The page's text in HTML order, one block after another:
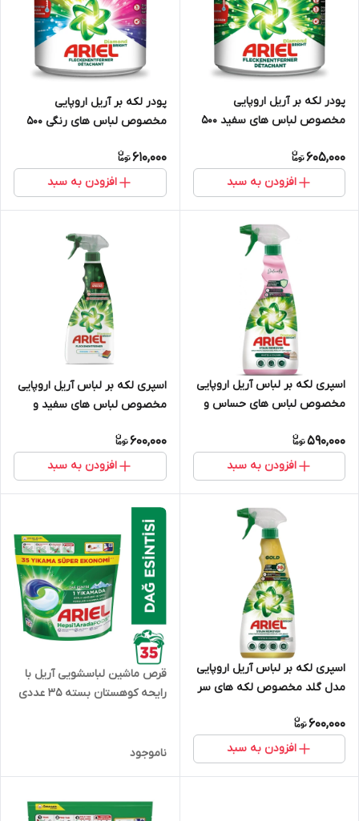
پودر لکه بر آریل اروپایی
مخصوص لباس های سفید 500
605,000
افزودن به سبد
پودر لکه بر آریل اروپایی
مخصوص لباس های رنگی 500
610,000
افزودن به سبد
اسپری لکه بر لباس آریل اروپایی
مخصوص لباس های حساس و
590,000
افزودن به سبد
اسپری لکه بر لباس آریل اروپایی
مخصوص لباس های سفید و
600,000
افزودن به سبد
اسپری لکه بر لباس آریل اروپایی
مدل گلد مخصوص لکه های سر
600,000
افزودن به سبد
قرص ماشین لباسشویی آریل با
رایحه کوهستان بسته 35 عددی
ناموجود